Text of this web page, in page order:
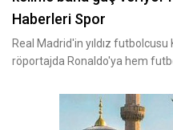
Haberleri Spor
Real Madrid'in yıldız
röportajda Ronaldo'ya hem